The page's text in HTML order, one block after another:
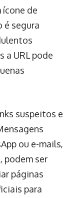
ícone de
é segura
a URL pode
suspeitos e
ou e-mails,
podem ser
páginas
para